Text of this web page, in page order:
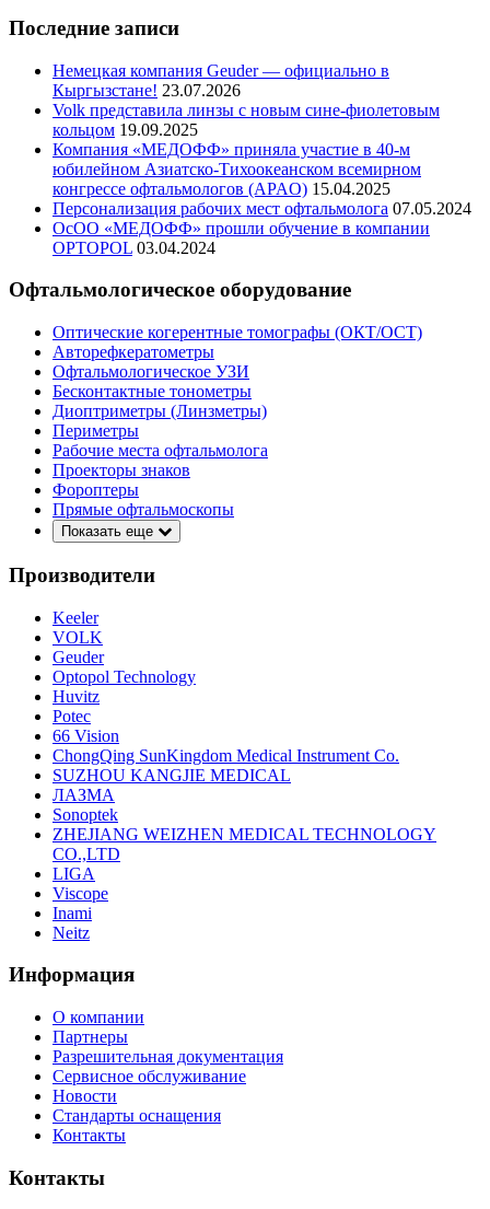
Последние записи
Немецкая компания Geuder — официально в
Кыргызстане! 23.07.2026
Volk представила линзы с новым сине-фиолетовым
кольцом 19.09.2025
Компания «МЕДОФФ» приняла участие в 40-м
юбилейном Азиатско-Тихоокеанском всемирном
конгрессе офтальмологов (APAO) 15.04.2025
Персонализация рабочих мест офтальмолога 07.05.2024
ОсОО «МЕДОФФ» прошли обучение в компании
OPTOPOL 03.04.2024
Офтальмологическое оборудование
Оптические когерентные томографы (ОКТ/ОСТ)
Авторефкератометры
Офтальмологическое УЗИ
Бесконтактные тонометры
Диоптриметры (Линзметры)
Периметры
Рабочие места офтальмолога
Проекторы знаков
Фороптеры
Прямые офтальмоскопы
Показать еще
Производители
Keeler
VOLK
Geuder
Optopol Technology
Huvitz
Potec
66 Vision
ChongQing SunKingdom Medical Instrument Co.
SUZHOU KANGJIE MEDICAL
ЛАЗМА
Sonoptek
ZHEJIANG WEIZHEN MEDICAL TECHNOLOGY
CO.,LTD
LIGA
Viscope
Inami
Neitz
Информация
О компании
Партнеры
Разрешительная документация
Сервисное обслуживание
Новости
Стандарты оснащения
Контакты
Контакты